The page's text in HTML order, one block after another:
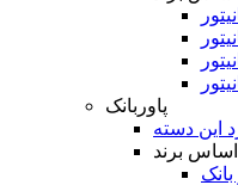
پاوربانک
این دسته
اساس برند